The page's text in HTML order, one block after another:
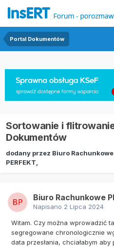
Portal Dokumentów
Sortowanie i
Dokumentów
dodany przez Biuro Rachunkowe
PERFEKT
Biuro Rachunkowe
Napisano 2 Lipca 2024
Witam. Czy można wprowadzić
segregowane chronologicznie
data przesłania, chciałabym